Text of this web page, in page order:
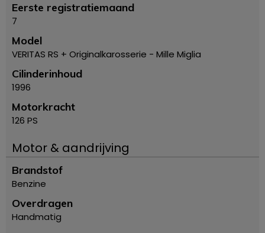
Eerste registratiemaand
7
Model
VERITAS RS + Originalkarosserie - Mille Miglia
Cilinderinhoud
1996
Motorkracht
126 PS
Motor & aandrijving
Brandstof
Benzine
Overdragen
Handmatig